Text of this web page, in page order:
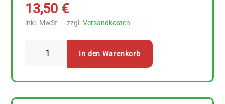
13,50 €
inkl. MwSt. – zzgl.Versandkosten
In den Warenkorb